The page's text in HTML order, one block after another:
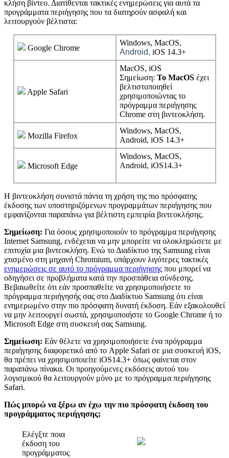
κλήση βίντεο. Διατίθενται τακτικές ενημερώσεις για αυτά τα
προγράμματα περιήγησης που τα διατηρούν ασφαλή και
λειτουργούν βέλτιστα:
Google Chrome
Windows, MacOS,
Android, iOS 14.3+
Apple Safari
MacOS, iOS
Σημείωση: Το MacOS έχει
βελτιστοποιηθεί
χρησιμοποιώντας το
πρόγραμμα περιήγησης
Chrome στη βιντεοκλήση.
Mozilla Firefox
Windows, MacOS,
Android, iOS 14.3+
Microsoft Edge
Windows, MacOS,
Android, iOS14.3+
Η βιντεοκλήση συνιστά πάντα τη χρήση της πιο πρόσφατης
έκδοσης των υποστηριζόμενων προγραμμάτων περιήγησης που
εμφανίζονται παραπάνω για βέλτιστη εμπειρία βιντεοκλήσης.
Σημείωση: Για όσους χρησιμοποιούν το πρόγραμμα περιήγησης
Internet Samsung, ενδέχεται να μην μπορείτε να ολοκληρώσετε με
επιτυχία μια βιντεοκλήση. Ενώ το Διαδίκτυο της Samsung είναι
χτισμένο στη μηχανή Chromium, υπάρχουν λιγότερες τακτικές
ενημερώσεις σε αυτό το πρόγραμμα περιήγησης που μπορεί να
οδηγήσει σε προβλήματα κατά την προσπάθεια σύνδεσης.
Βεβαιωθείτε ότι εάν προσπαθείτε να χρησιμοποιήσετε το
πρόγραμμα περιήγησής σας στο Διαδίκτυο Samsung ότι είναι
ενημερωμένο στην πιο πρόσφατη δυνατή έκδοση. Εάν εξακολουθεί
να μην λειτουργεί σωστά, χρησιμοποιήστε το Google Chrome ή το
Microsoft Edge στη συσκευή σας Samsung.
Σημείωση: Εάν θέλετε να χρησιμοποιήσετε ένα πρόγραμμα
περιήγησης διαφορετικό από το Apple Safari σε μια συσκευή iOS,
θα πρέπει να χρησιμοποιείτε iOS14.3+ όπως φαίνεται στον
παραπάνω πίνακα. Οι προηγούμενες εκδόσεις αυτού του
λογισμικού θα λειτουργούν μόνο με το πρόγραμμα περιήγησης
Safari.
Πώς μπορώ να ξέρω αν έχω την πιο πρόσφατη έκδοση του
προγράμματος περιήγησης;
Ελέγξτε ποια
έκδοση του
προγράμματος